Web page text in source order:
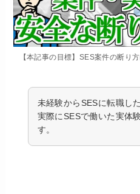
【本記事の目標】SES案件の断り
未経験からSESに転職し
実際にSESで働いた実体
す。